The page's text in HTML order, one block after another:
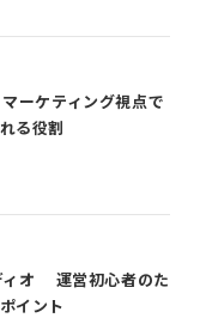
ーケティング視点で
る役割
ィオ 運営初心者のた
イント